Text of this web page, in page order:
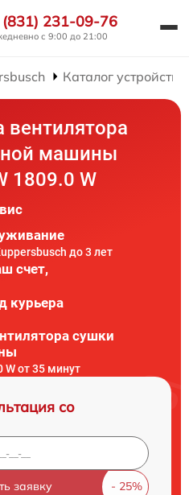
(831) 231-09-76
с 9:00 до 21:00
Каталог устройств
машины
1809.0 W
до 3 лет
счет,
курьера
сушки
W от 35 минут
со
заявку